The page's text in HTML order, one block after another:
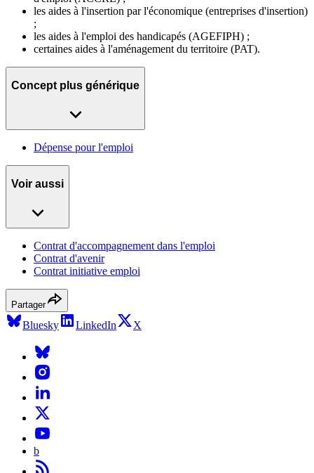
les aides à l'insertion par l'économique (entreprises d'insertion)
;
les aides à l'emploi des handicapés (AGEFIPH) ;
certaines aides à l'aménagement du territoire (PAT).
Concept plus générique
Dépense pour l'emploi
Voir aussi
Contrat d'accompagnement dans l'emploi
Contrat d'avenir
Contrat initiative emploi
Partager
Bluesky LinkedIn X
b